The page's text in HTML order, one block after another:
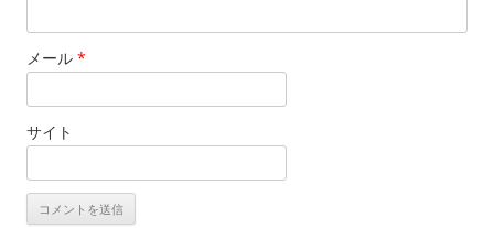
メール *
サイト